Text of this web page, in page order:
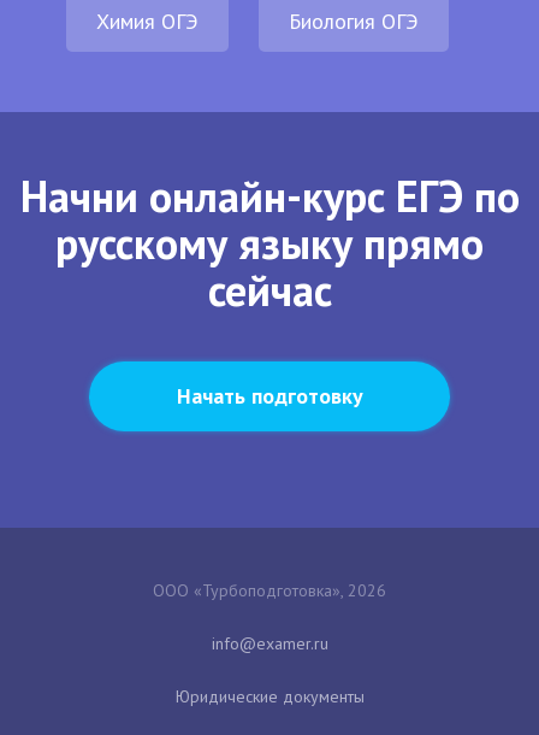
Химия ОГЭ Биология ОГЭ
Начни онлайн-курс ЕГЭ по
русскому языку прямо
сейчас
Начать подготовку
ООО «Турбоподготовка», 2026
Юридические документы